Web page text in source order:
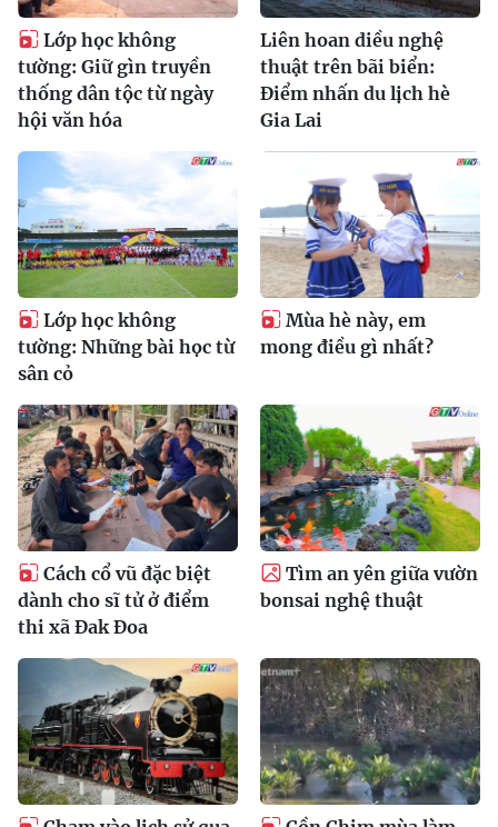
Lớp học không
tường: Giữ gìn truyền
thống dân tộc từ ngày
hội văn hóa
Liên hoan diều nghệ
thuật trên bãi biển:
Điểm nhấn du lịch hè
Gia Lai
Lớp học không
tường: Những bài học từ
sân cỏ
Mùa hè này, em
mong điều gì nhất?
Cách cổ vũ đặc biệt
dành cho sĩ tử ở điểm
thi xã Đak Đoa
Tìm an yên giữa vườn
bonsai nghệ thuật